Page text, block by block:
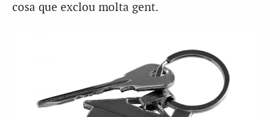
cosa que exclou molta gent.